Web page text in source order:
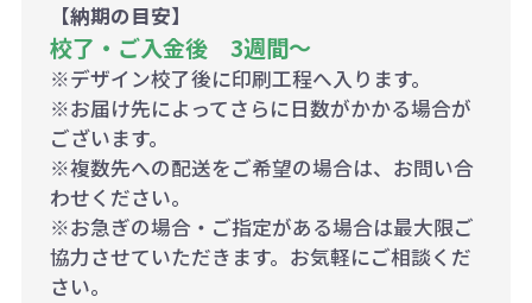
【納期の目安】
校了・ご入金後 3週間～
※デザイン校了後に印刷工程へ入ります。
※お届け先によってさらに日数がかかる場合が
ございます。
※複数先への配送をご希望の場合は、お問い合
わせください。
※お急ぎの場合・ご指定がある場合は最大限ご
協力させていただきます。お気軽にご相談くだ
さい。